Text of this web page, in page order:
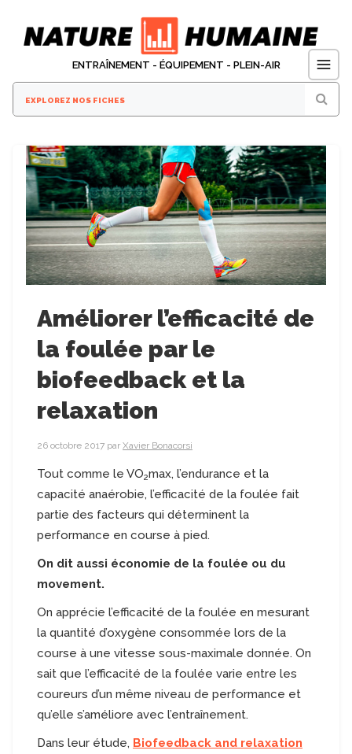
contenu
ENTRAÎNEMENT - ÉQUIPEMENT - PLEIN-AIR
Améliorer l’efficacité de
la foulée par le
biofeedback et la
relaxation
26 octobre 2017 par Xavier Bonacorsi
Tout comme le VO2max, l’endurance et la
capacité anaérobie, l’efficacité de la foulée fait
partie des facteurs qui déterminent la
performance en course à pied.
On dit aussi économie de la foulée ou du
movement.
On apprécie l’efficacité de la foulée en mesurant
la quantité d’oxygène consommée lors de la
course à une vitesse sous-maximale donnée. On
sait que l’efficacité de la foulée varie entre les
coureurs d’un même niveau de performance et
qu’elle s’améliore avec l’entraînement.
Dans leur étude, Biofeedback and relaxation